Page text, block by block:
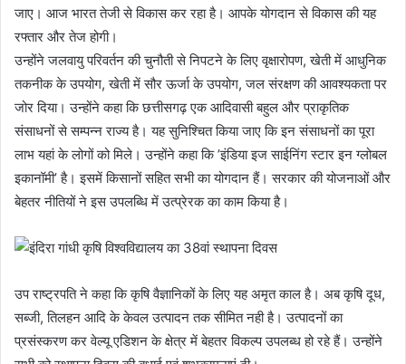
जाए। आज भारत तेजी से विकास कर रहा है। आपके योगदान से विकास की यह
रफ्तार और तेज होगी।
उन्होंने जलवायु परिवर्तन की चुनौती से निपटने के लिए वृक्षारोपण, खेती में आधुनिक
तकनीक के उपयोग, खेती में सौर ऊर्जा के उपयोग, जल संरक्षण की आवश्यकता पर
जोर दिया। उन्होंने कहा कि छत्तीसगढ़ एक आदिवासी बहुल और प्राकृतिक
संसाधनों से सम्पन्न राज्य है। यह सुनिश्चित किया जाए कि इन संसाधनों का पूरा
लाभ यहां के लोगों को मिले। उन्होंने कहा कि ’इंडिया इज साईनिंग स्टार इन ग्लोबल
इकानॉमी’ है। इसमें किसानों सहित सभी का योगदान हैं। सरकार की योजनाओं और
बेहतर नीतियों ने इस उपलब्धि में उत्प्रेरक का काम किया है।
उप राष्ट्रपति ने कहा कि कृषि वैज्ञानिकों के लिए यह अमृत काल है। अब कृषि दूध,
सब्जी, तिलहन आदि के केवल उत्पादन तक सीमित नही है। उत्पादनों का
प्रसंस्करण कर वेल्यू एडिशन के क्षेत्र में बेहतर विकल्प उपलब्ध हो रहे हैं। उन्होंने